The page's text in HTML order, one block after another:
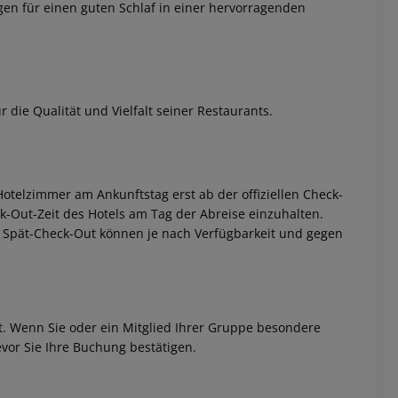
für einen guten Schlaf in einer hervorragenden
die Qualität und Vielfalt seiner Restaurants.
am Ankunftstag erst ab der offiziellen Check-
Out-Zeit des Hotels am Tag der Abreise einzuhalten.
Check-Out können je nach Verfügbarkeit und gegen
Sie oder ein Mitglied Ihrer Gruppe besondere
Sie Ihre Buchung bestätigen.